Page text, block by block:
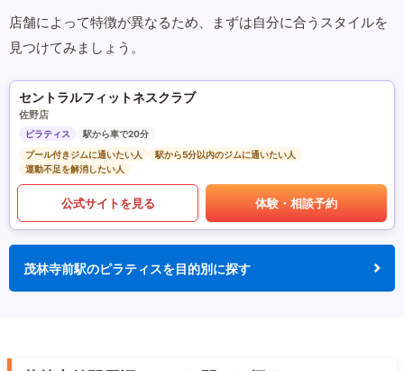
店舗によって特徴が異なるため、まずは自分に合うスタイルを
見つけてみましょう。
セントラルフィットネスクラブ
佐野店
ピラティス
駅から車で20分
プール付きジムに通いたい人
駅から5分以内のジムに通いたい人
運動不足を解消したい人
公式サイトを見る 体験・相談予約
茂林寺前駅のピラティスを目的別に探す